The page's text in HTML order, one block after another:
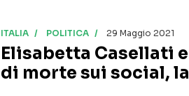
ITALIA POLITICA 29 Maggio 2021
Elisabetta Casellati
di morte sui social,